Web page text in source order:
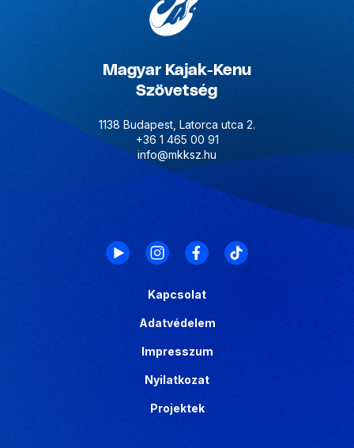
Magyar Kajak-Kenu
Szövetség
1138 Budapest, Latorca utca 2.
+36 1 465 00 91
info@mkksz.hu
Kapcsolat
Adatvédelem
Impresszum
Nyilatkozat
Projektek